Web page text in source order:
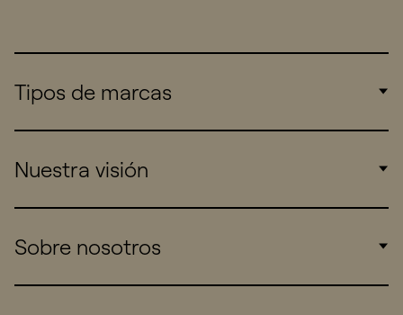
Tipos de marcas
Consumers
Startups
Nuestra visión
Work
Sobre nosotros